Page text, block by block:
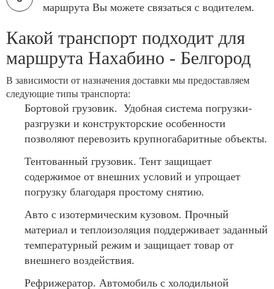
маршрута Вы можете связаться с водителем.
Какой транспорт подходит для
маршрута Нахабино - Белгород
В зависимости от назначения доставки мы предоставляем
следующие типы транспорта:
Бортовой грузовик. Удобная система погрузки-
разгрузки и конструкторские особенности
позволяют перевозить крупногабаритные объекты.
Тентованный грузовик. Тент защищает
содержимое от внешних условий и упрощает
погрузку благодаря простому снятию.
Авто с изотермическим кузовом. Прочный
материал и теплоизоляция поддерживает заданный
температурный режим и защищает товар от
внешнего воздействия.
Рефрижератор. Автомобиль с холодильной